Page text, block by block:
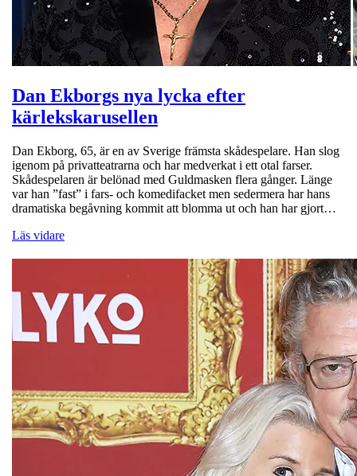
Dan Ekborgs nya lycka efter
kärlekskarusellen
Dan Ekborg, 65, är en av Sverige främsta skådespelare. Han slog
igenom på privatteatrarna och har medverkat i ett otal farser.
Skådespelaren är belönad med Guldmasken flera gånger. Länge
var han ”fast” i fars- och komedifacket men sedermera har hans
dramatiska begåvning kommit att blomma ut och han har gjort…
Läs vidare